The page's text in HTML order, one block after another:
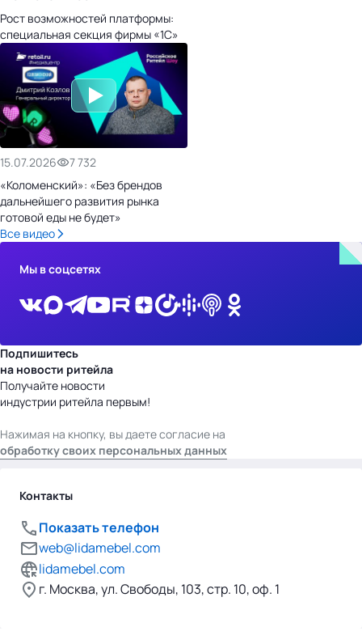
Рост возможностей платформы:
специальная секция фирмы «1С»
15.07.2026
7 732
«Коломенский»: «Без брендов
дальнейшего развития рынка
готовой еды не будет»
Все видео
Мы в соцсетях
Подпишитесь
на новости ритейла
Получайте новости
индустрии ритейла первым!
Нажимая на кнопку, вы даете согласие на
обработку своих персональных данных
Контакты
Показать телефон
web@lidamebel.com
lidamebel.com
г. Москва, ул. Свободы, 103, стр. 10, оф. 1